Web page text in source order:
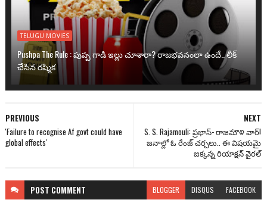
TELUGU MOVIES
Pushpa The Rule : పుష్ప గాడి ఇల్లు చూశారా? రాజభవనంలా ఉందే.. లీక్
చేసిన రష్మిక
NEXT
S. S. Rajamouli: ప్రభాస్‌- రాజమౌళి వార్!
జనాల్లో ఓ రేంజ్ చర్చలు.. ఈ విషయమై
జక్కన్న రియాక్షన్ వైరల్
PREVIOUS
'Failure to recognise Af govt could have
global effects'
POST COMMENT BLOGGER DISQUS FACEBOOK